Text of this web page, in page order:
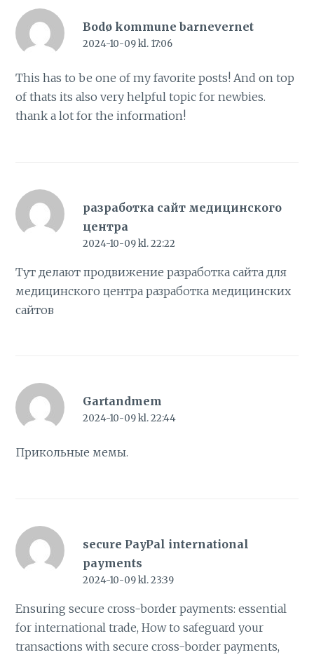
Bodø kommune barnevernet
2024-10-09 kl. 17:06
This has to be one of my favorite posts! And on top
of thats its also very helpful topic for newbies.
thank a lot for the information!
разработка сайт медицинского
центра
2024-10-09 kl. 22:22
Тут делают продвижение разработка сайта для
медицинского центраразработка медицинских
сайтов
Gartandmem
2024-10-09 kl. 22:44
Прикольныемемы.
secure PayPal international
payments
2024-10-09 kl. 23:39
Ensuring secure cross-border payments: essential
for international trade, How to safeguard your
transactions with secure cross-border payments,